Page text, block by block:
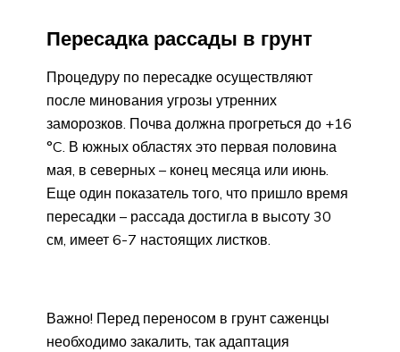
Пересадка рассады в грунт
Процедуру по пересадке осуществляют
после минования угрозы утренних
заморозков. Почва должна прогреться до +16
°C. В южных областях это первая половина
мая, в северных – конец месяца или июнь.
Еще один показатель того, что пришло время
пересадки – рассада достигла в высоту 30
см, имеет 6-7 настоящих листков.
Важно! Перед переносом в грунт саженцы
необходимо закалить, так адаптация